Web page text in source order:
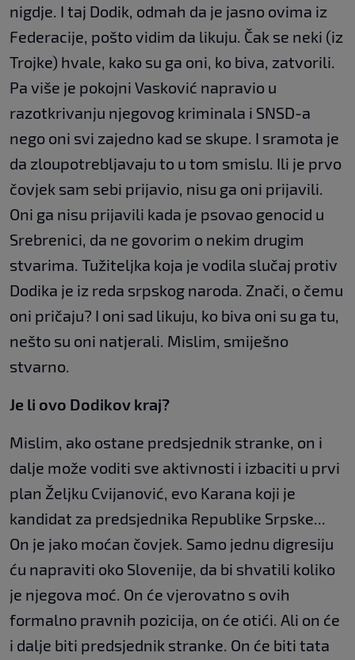
nigdje. I taj Dodik, odmah da je jasno ovima iz
Federacije, pošto vidim da likuju. Čak se neki (iz
Trojke) hvale, kako su ga oni, ko biva, zatvorili.
Pa više je pokojni Vasković napravio u
razotkrivanju njegovog kriminala i SNSD-a
nego oni svi zajedno kad se skupe. I sramota je
da zloupotrebljavaju to u tom smislu. Ili je prvo
čovjek sam sebi prijavio, nisu ga oni prijavili.
Oni ga nisu prijavili kada je psovao genocid u
Srebrenici, da ne govorim o nekim drugim
stvarima. Tužiteljka koja je vodila slučaj protiv
Dodika je iz reda srpskog naroda. Znači, o čemu
oni pričaju? I oni sad likuju, ko biva oni su ga tu,
nešto su oni natjerali. Mislim, smiješno
stvarno.
Je li ovo Dodikov kraj?
Mislim, ako ostane predsjednik stranke, on i
dalje može voditi sve aktivnosti i izbaciti u prvi
plan Željku Cvijanović, evo Karana koji je
kandidat za predsjednika Republike Srpske...
On je jako moćan čovjek. Samo jednu digresiju
ću napraviti oko Slovenije, da bi shvatili koliko
je njegova moć. On će vjerovatno s ovih
formalno pravnih pozicija, on će otići. Ali on će
i dalje biti predsjednik stranke. On će biti tata